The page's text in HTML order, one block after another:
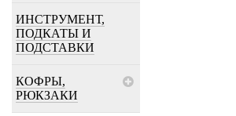
ИНСТРУМЕНТ,
ПОДКАТЫ И
ПОДСТАВКИ
КОФРЫ,
РЮКЗАКИ